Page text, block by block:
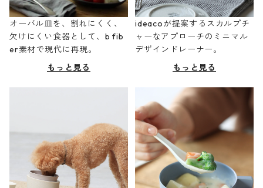
オーバル皿を、割れにくく、
欠けにくい食器として、b fib
er素材で現代に再現。
もっと見る
ideacoが提案するスカルプチ
ャーなアプローチのミニマル
デザインドレーナー。
もっと見る